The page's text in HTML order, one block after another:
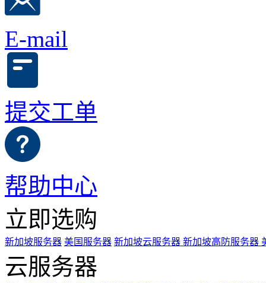
E-mail
提交工单
帮助中心
立即选购
新加坡服务器 美国服务器 新加坡云服务器 新加坡高防服务器
云服务器